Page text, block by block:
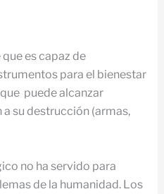
es capaz de
para el bienestar
puede alcanzar
su destrucción (armas,
no ha servido para
de la humanidad. Los